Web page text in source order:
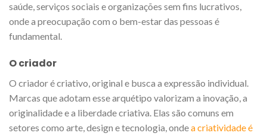
saúde, serviços sociais e organizações sem fins lucrativos,
onde a preocupação com o bem-estar das pessoas é
fundamental.
O criador
O criador é criativo, original e busca a expressão individual.
Marcas que adotam esse arquétipo valorizam a inovação, a
originalidade e a liberdade criativa. Elas são comuns em
setores como arte, design e tecnologia, ondea criatividade é